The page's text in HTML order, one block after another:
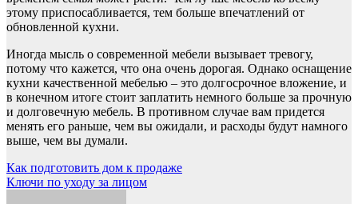
этому приспосабливается, тем больше впечатлений от
обновленной кухни.
Иногда мысль о современной мебели вызывает тревогу,
потому что кажется, что она очень дорогая. Однако оснащение
кухни качественной мебелью – это долгосрочное вложение, и
в конечном итоге стоит заплатить немного больше за прочную
и долговечную мебель. В противном случае вам придется
менять его раньше, чем вы ожидали, и расходы будут намного
выше, чем вы думали.
Навигация
по
Как подготовить дом к продаже
Ключи по уходу за лицом